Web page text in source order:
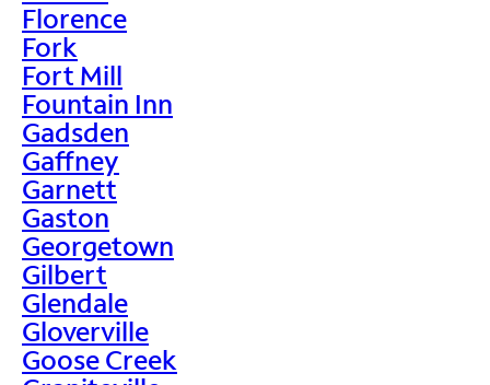
Florence
Fork
Fort Mill
Fountain Inn
Gadsden
Gaffney
Garnett
Gaston
Georgetown
Gilbert
Glendale
Gloverville
Goose Creek